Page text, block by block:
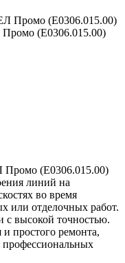
(E0306.015.00)
(Е0306.015.00)
линий на
во время
или отделочных работ.
с высокой точностью.
простого ремонта,
профессиональных